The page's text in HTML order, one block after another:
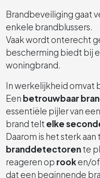
Brandbeveiliging gaat
enkele brandblussers.
Vaak wordt onterecht
bescherming biedt bij
woningbrand.
In werkelijkheid omvat
Een betrouwbaar
essentiële pijler van
brand telt elke
Daarom is het sterk aan
branddetectorente
reageren op rooken/of
dat een beginnende